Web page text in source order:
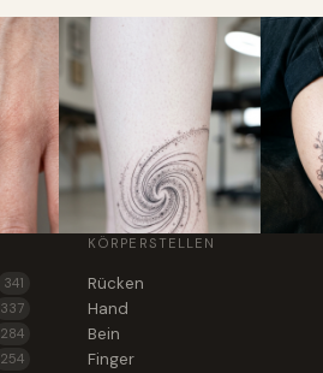
341
337
284
254
KÖRPERSTELLEN
Rücken
Hand
Bein
Finger